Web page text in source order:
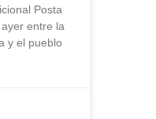
Posta
entre la
y el pueblo